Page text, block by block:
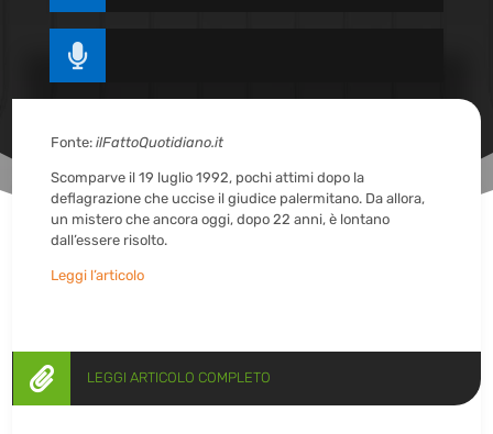

Fonte:ilFattoQuotidiano.it
Scomparve il 19 luglio 1992, pochi attimi dopo la
deflagrazione che uccise il giudice palermitano. Da allora,
un mistero che ancora oggi, dopo 22 anni, è lontano
dall’essere risolto.
Leggi l’articolo
 LEGGI ARTICOLO COMPLETO